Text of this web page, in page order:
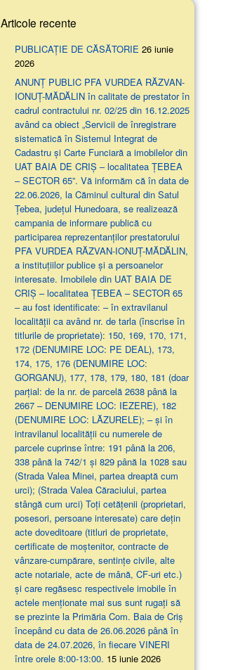
Articole recente
PUBLICAȚIE DE CĂSĂTORIE 26 iunie
2026
ANUNŢ PUBLIC PFA VURDEA RĂZVAN-
IONUȚ-MĂDĂLIN în calitate de prestator în
cadrul contractului nr. 02/25 din 16.12.2025
având ca obiect „Servicii de înregistrare
sistematică în Sistemul Integrat de
Cadastru și Carte Funciară a imobilelor din
UAT BAIA DE CRIȘ – localitatea ȚEBEA
– SECTOR 65”. Vă informăm că în data de
22.06.2026, la Căminul cultural din Satul
Țebea, județul Hunedoara, se realizează
campania de informare publică cu
participarea reprezentanților prestatorului
PFA VURDEA RĂZVAN-IONUȚ-MĂDĂLIN,
a instituțiilor publice și a persoanelor
interesate. Imobilele din UAT BAIA DE
CRIȘ – localitatea ȚEBEA – SECTOR 65
– au fost identificate: – în extravilanul
localităţii ca având nr. de tarla (înscrise în
titlurile de proprietate): 150, 169, 170, 171,
172 (DENUMIRE LOC: PE DEAL), 173,
174, 175, 176 (DENUMIRE LOC:
GORGANU), 177, 178, 179, 180, 181 (doar
parţial: de la nr. de parcelă 2638 până la
2667 – DENUMIRE LOC: IEZERE), 182
(DENUMIRE LOC: LĂZURELE); – și în
intravilanul localității cu numerele de
parcele cuprinse între: 191 până la 206,
338 până la 742/1 și 829 până la 1028 sau
(Strada Valea Minei, partea dreaptă cum
urci); (Strada Valea Căraciului, partea
stângă cum urci) Toți cetățenii (proprietari,
posesori, persoane interesate) care dețin
acte doveditoare (titluri de proprietate,
certificate de moștenitor, contracte de
vânzare-cumpărare, sentințe civile, alte
acte notariale, acte de mână, CF-uri etc.)
și care regăsesc respectivele imobile în
actele menționate mai sus sunt rugați să
se prezinte la Primăria Com. Baia de Criș
începând cu data de 26.06.2026 până în
data de 24.07.2026, în fiecare VINERI
între orele 8:00-13:00. 15 iunie 2026